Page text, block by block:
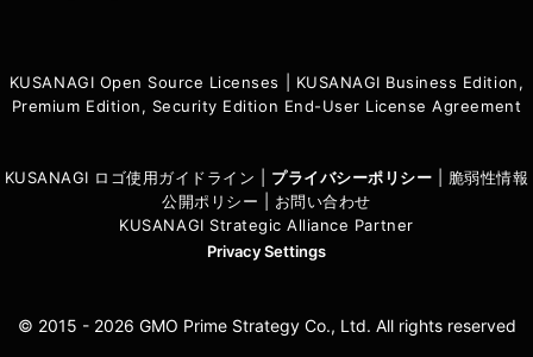
KUSANAGI Open Source Licenses
KUSANAGI Business Edition,
Premium Edition, Security Edition End-User License Agreement
KUSANAGI ロゴ使用ガイドライン プライバシーポリシー
脆弱性情報
公開ポリシー
お問い合わせ
KUSANAGI Strategic Alliance Partner
Privacy Settings
© 2015 - 2026 GMO Prime Strategy Co., Ltd. All rights reserved